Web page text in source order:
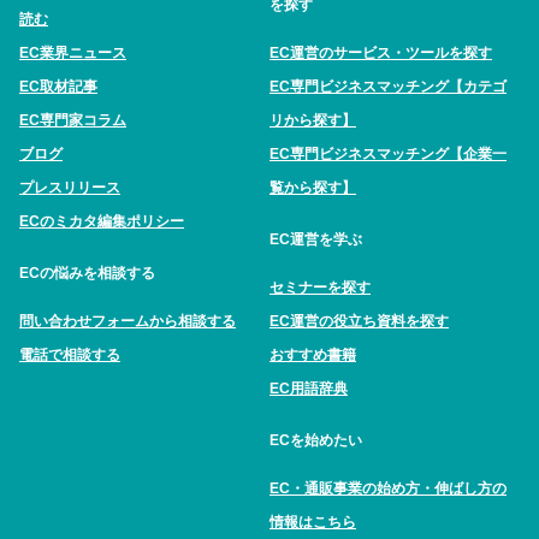
読む
EC業界ニュース
EC取材記事
EC専門家コラム
ブログ
プレスリリース
ECのミカタ編集ポリシー
ECの悩みを相談する
問い合わせフォームから相談する
電話で相談する
を探す
EC運営のサービス・ツールを探す
EC専門ビジネスマッチング【カテゴ
リから探す】
EC専門ビジネスマッチング【企業一
覧から探す】
EC運営を学ぶ
セミナーを探す
EC運営の役立ち資料を探す
おすすめ書籍
EC用語辞典
ECを始めたい
EC・通販事業の始め方・伸ばし方の
情報はこちら